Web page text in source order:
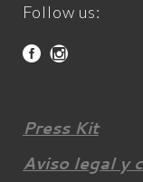
Follow us:
Press Kit
Aviso legal y